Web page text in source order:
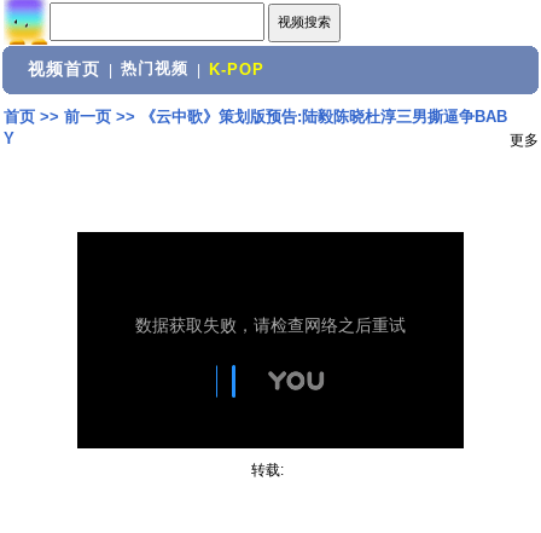
视频首页 热门视频 K-POP
首页>> 前一页>>
《云中歌》策划版预告:陆毅陈晓杜淳三男撕逼争BAB
Y
更多
转载: